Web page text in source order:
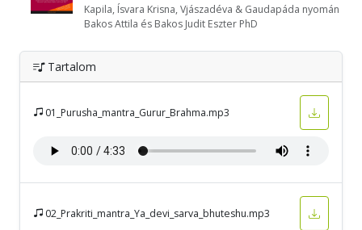
Kapila, Ísvara Krisna, Vjászadéva & Gaudapáda nyomán
Bakos Attila és Bakos Judit Eszter PhD
Tartalom
01_Purusha_mantra_Gurur_Brahma.mp3
02_Prakriti_mantra_Ya_devi_sarva_bhuteshu.mp3